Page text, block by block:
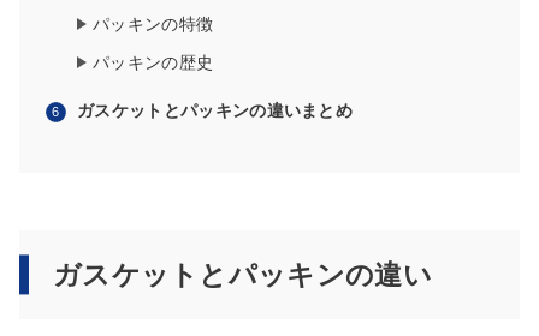
パッキンの特徴
パッキンの歴史
ガスケットとパッキンの違いまとめ
ガスケットとパッキンの違い